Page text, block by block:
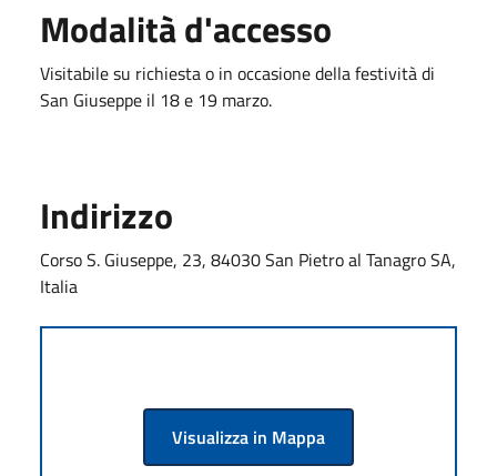
Modalità d'accesso
Visitabile su richiesta o in occasione della festività di
San Giuseppe il 18 e 19 marzo.
Indirizzo
Corso S. Giuseppe, 23, 84030 San Pietro al Tanagro SA,
Italia
Visualizza in Mappa